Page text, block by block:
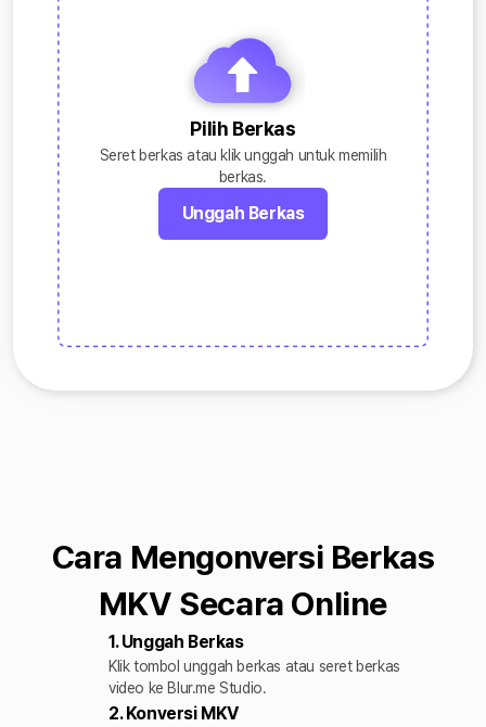
Pilih Berkas
Seret berkas atau klik unggah untuk memilih
berkas.
Unggah Berkas
Cara Mengonversi Berkas
MKV Secara Online
1. Unggah Berkas
Klik tombol unggah berkas atau seret berkas
video ke Blur.me Studio.
2. Konversi MKV